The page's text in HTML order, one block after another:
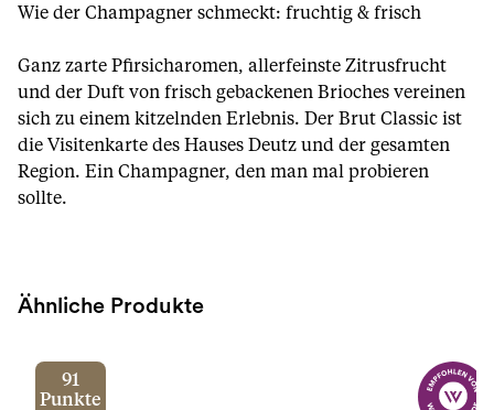
Wie der Champagner schmeckt: fruchtig & frisch
Ganz zarte Pfirsicharomen, allerfeinste Zitrusfrucht
und der Duft von frisch gebackenen Brioches vereinen
sich zu einem kitzelnden Erlebnis. Der Brut Classic ist
die Visitenkarte des Hauses Deutz und der gesamten
Region. Ein Champagner, den man mal probieren
sollte.
Ähnliche Produkte
91
Punkte